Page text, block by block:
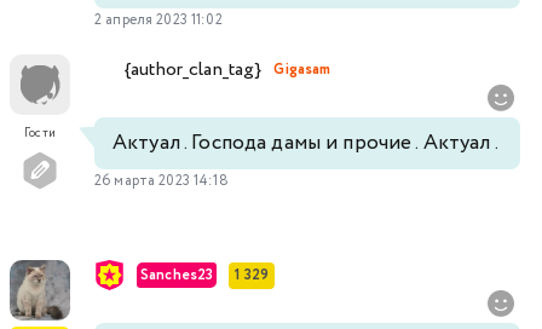
2 апреля 2023 11:02
Гости
{author_clan_tag} Gigasam
Актуал . Господа дамы и прочие . Актуал .
26 марта 2023 14:18
Sanches23 1 329